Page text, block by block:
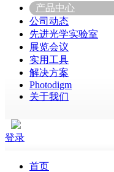
产品中心
公司动态
先进光学实验室
展览会议
实用工具
解决方案
Photodigm
关于我们
登录
首页